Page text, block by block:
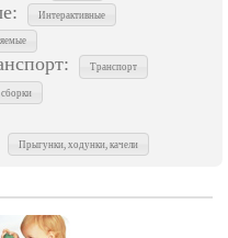
Интерактивные
Транспорт
Прыгунки, ходунки, качели